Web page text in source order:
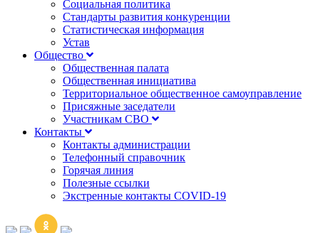
Социальная политика
Стандарты развития конкуренции
Статистическая информация
Устав
Общество
Общественная палата
Общественная инициатива
Территориальное общественное самоуправление
Присяжные заседатели
Участникам СВО
Контакты
Контакты администрации
Телефонный справочник
Горячая линия
Полезные ссылки
Экстренные контакты COVID-19